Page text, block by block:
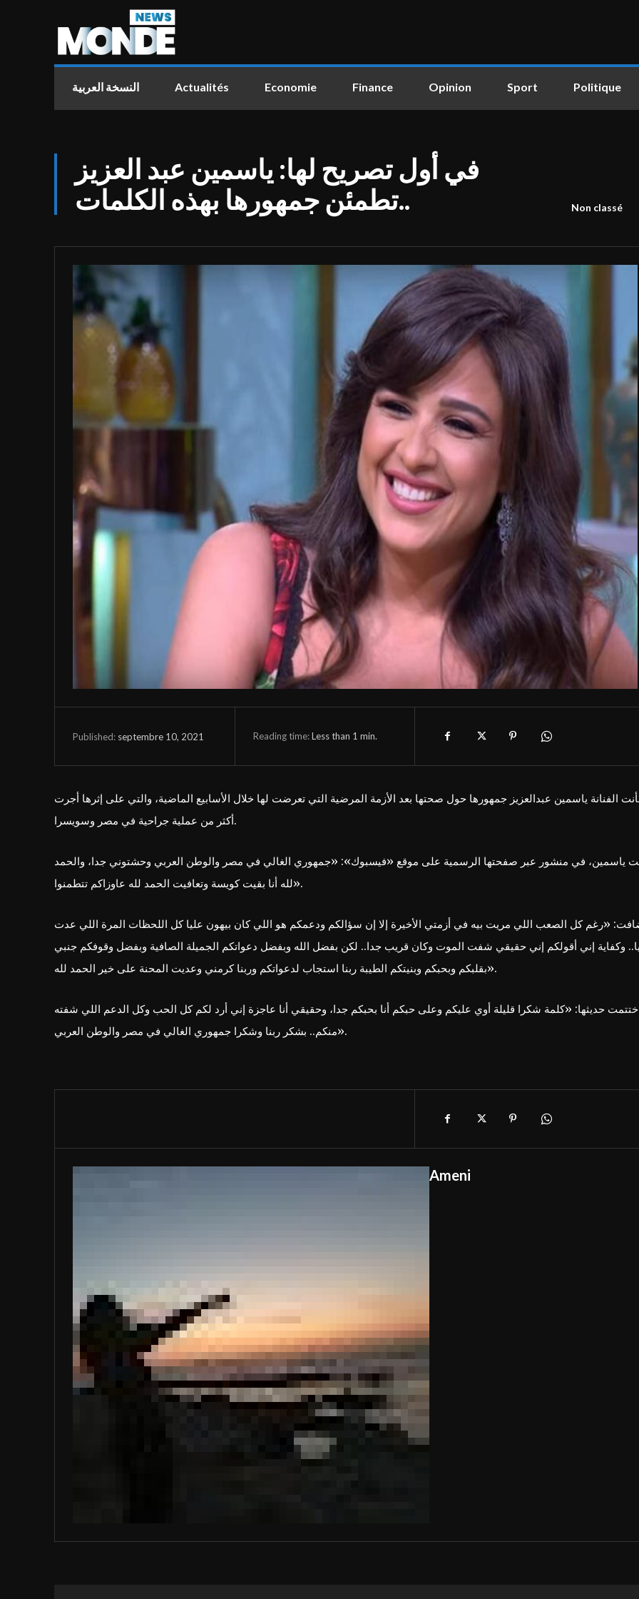
النسخة العربية Actualités Economie Finance Opinion Sport Politique
في أول تصريح لها: ياسمين عبد العزيز
تطمئن جمهورها بهذه الكلمات..
Non classé
Published: septembre 10, 2021 Reading time:Less than 1 min.
الفنانة ياسمين عبدالعزيز جمهورها حول صحتها بعد الأزمة المرضية التي تعرضت لها خلال الأسابيع الماضية، والتي على إثرها أجرت
أكثر من عملية جراحية في مصر وسويسرا.
ياسمين، في منشور عبر صفحتها الرسمية على موقع «فيسبوك»: «جمهوري الغالي في مصر والوطن العربي وحشتوني جدا، والحمد
لله أنا بقيت كويسة وتعافيت الحمد لله عاوزاكم تتطمنوا».
«رغم كل الصعب اللي مريت بيه في أزمتي الأخيرة إلا إن سؤالكم ودعمكم هو اللي كان بيهون عليا كل اللحظات المرة اللي عدت
وكفاية إني أقولكم إني حقيقي شفت الموت وكان قريب جدا.. لكن بفضل الله وبفضل دعواتكم الجميلة الصافية وبفضل وقوفكم جنبي
بقلبكم وبحبكم وبنيتكم الطيبة ربنا استجاب لدعواتكم وربنا كرمني وعديت المحنة على خير الحمد لله».
حديثها: «كلمة شكرا قليلة أوي عليكم وعلى حبكم أنا بحبكم جدا، وحقيقي أنا عاجزة إني أرد لكم كل الحب وكل الدعم اللي شفته
منكم.. بشكر ربنا وشكرا جمهوري الغالي في مصر والوطن العربي».
Ameni